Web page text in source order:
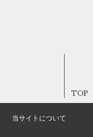
TOP
当サイトについて